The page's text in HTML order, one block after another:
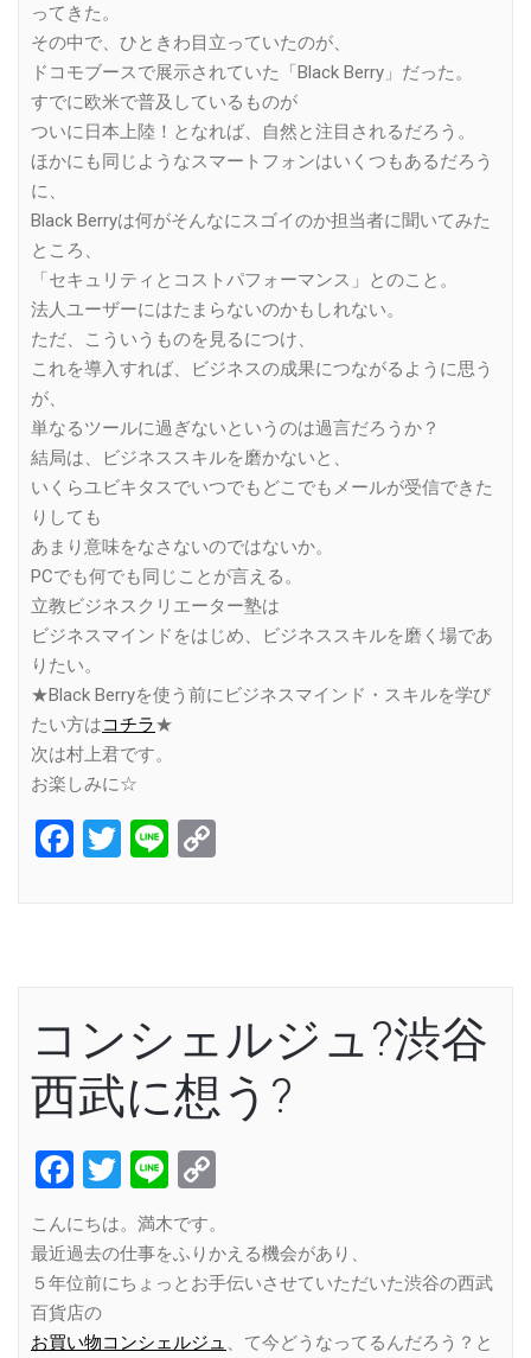
ってきた。
その中で、ひときわ目立っていたのが、
ドコモブースで展示されていた「Black Berry」だった。
すでに欧米で普及しているものが
ついに日本上陸！となれば、自然と注目されるだろう。
ほかにも同じようなスマートフォンはいくつもあるだろう
に、
Black Berryは何がそんなにスゴイのか担当者に聞いてみた
ところ、
「セキュリティとコストパフォーマンス」とのこと。
法人ユーザーにはたまらないのかもしれない。
ただ、こういうものを見るにつけ、
これを導入すれば、ビジネスの成果につながるように思う
が、
単なるツールに過ぎないというのは過言だろうか？
結局は、ビジネススキルを磨かないと、
いくらユビキタスでいつでもどこでもメールが受信できた
りしても
あまり意味をなさないのではないか。
PCでも何でも同じことが言える。
立教ビジネスクリエーター塾は
ビジネスマインドをはじめ、ビジネススキルを磨く場であ
りたい。
★Black Berryを使う前にビジネスマインド・スキルを学び
たい方はコチラ★
次は村上君です。
お楽しみに☆
Facebook
Twitter
Line
コンシェルジュ?渋谷
西武に想う?
Facebook
Twitter
Line
こんにちは。満木です。
最近過去の仕事をふりかえる機会があり、
５年位前にちょっとお手伝いさせていただいた渋谷の西武
百貨店の
お買い物コンシェルジュ 、て今どうなってるんだろう？と